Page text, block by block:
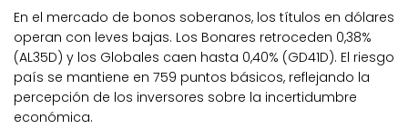
En el mercado de bonos soberanos, los títulos en dólares
operan con leves bajas. Los Bonares retroceden 0,38%
(AL35D) y los Globales caen hasta 0,40% (GD41D). El riesgo
país se mantiene en 759 puntos básicos, reflejando la
percepción de los inversores sobre la incertidumbre
económica.